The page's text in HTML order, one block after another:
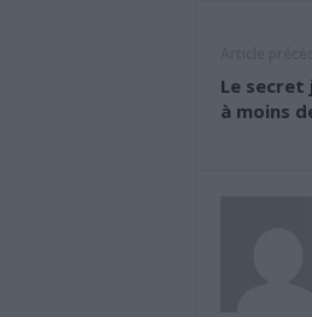
Le secret
à moins